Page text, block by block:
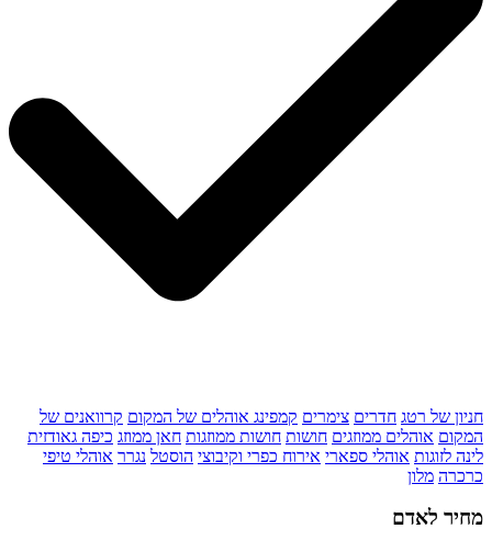
חניון של רטג חדרים צימרים קמפינג אוהלים של המקום קרוואנים של
המקום אוהלים ממוזגים חושות חושות ממוזגות חאן ממוזג כיפה גאודזית
לינה לזוגות אוהלי ספארי אירוח כפרי וקיבוצי הוסטל נגרר אוהלי טיפי
כרכרה מלון
מחיר לאדם